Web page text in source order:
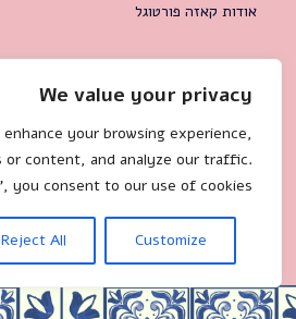
We value your privacy
your browsing experience,
or content, and analyze our traffic.
you consent to our use of cookies.
Customize
Reject All
אודות קאזה פורטוגל